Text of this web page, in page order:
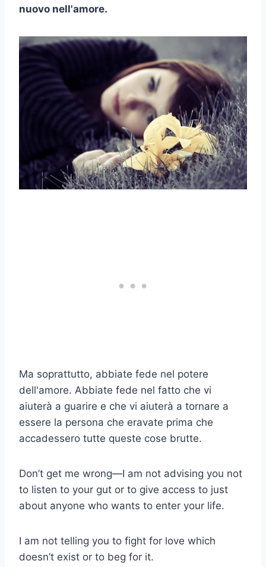
nuovo nell'amore.
Ma soprattutto, abbiate fede nel potere
dell'amore. Abbiate fede nel fatto che vi
aiuterà a guarire e che vi aiuterà a tornare a
essere la persona che eravate prima che
accadessero tutte queste cose brutte.
Don’t get me wrong—I am not advising you not
to listen to your gut or to give access to just
about anyone who wants to enter your life.
I am not telling you to fight for love which
doesn’t exist or to beg for it.